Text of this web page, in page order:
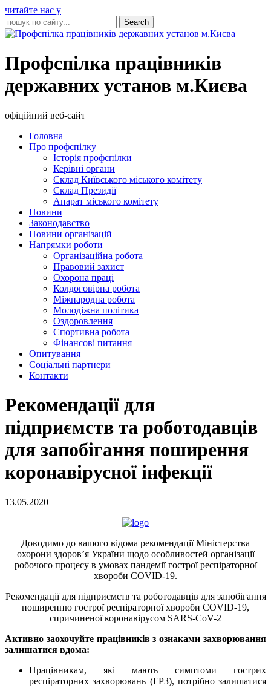
читайте нас у
Профспілка працівників
державних установ м.Києва
офіційний веб-сайт
Головна
Про профспілку
Історія профспілки
Керівні органи
Склад Київського міського комітету
Склад Президії
Апарат міського комітету
Новини
Законодавство
Новини організацій
Напрямки роботи
Організаційна робота
Правовий захист
Охорона праці
Колдоговірна робота
Міжнародна робота
Молодіжна політика
Оздоровлення
Спортивна робота
Фінансові питання
Опитування
Соціальні партнери
Контакти
Рекомендації для
підприємств та роботодавців
для запобігання поширення
коронавірусної інфекції
13.05.2020
Доводимо до вашого відома рекомендації Міністерства
охорони здоров’я України щодо особливостей організації
робочого процесу в умовах пандемії гострої респіраторної
хвороби COVID-19.
Рекомендації для підприємств та роботодавців для запобігання
поширенню гострої респіраторної хвороби COVID-19,
спричиненої коронавірусом SARS-CoV-2
Активно заохочуйте працівників з ознаками захворювання
залишатися вдома:
Працівникам, які мають симптоми гострих
респіраторних захворювань (ГРЗ), потрібно залишатися